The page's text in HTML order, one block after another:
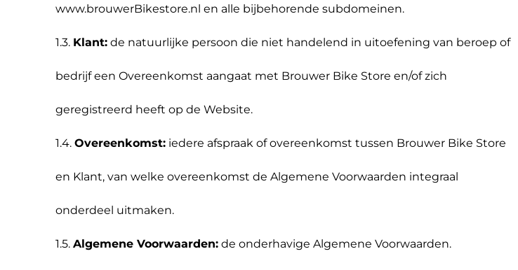
www.brouwerBikestore.nl en alle bijbehorende subdomeinen.
1.3. Klant: de natuurlijke persoon die niet handelend in uitoefening van beroep of
bedrijf een Overeenkomst aangaat met Brouwer Bike Store en/of zich
geregistreerd heeft op de Website.
1.4.Overeenkomst: iedere afspraak of overeenkomst tussen Brouwer Bike Store
en Klant, van welke overeenkomst de Algemene Voorwaarden integraal
onderdeel uitmaken.
1.5.Algemene Voorwaarden: de onderhavige Algemene Voorwaarden.